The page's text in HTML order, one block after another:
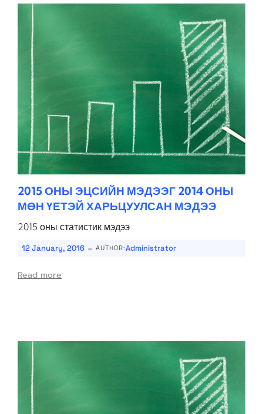
2015 ОНЫ ЭЦСИЙН МЭДЭЭГ 2014 ОНЫ
МӨН ҮЕТЭЙ ХАРЬЦУУЛСАН МЭДЭЭ
2015 оны статистик мэдээ
12 January, 2016 - AUTHOR:Administrator
Read more